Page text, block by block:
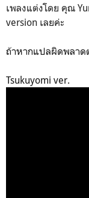
เพลงแต่งโดย คุณ
version เลยค่ะ
ถ้าหากแปลผิดพลาด
Tsukuyomi ver.